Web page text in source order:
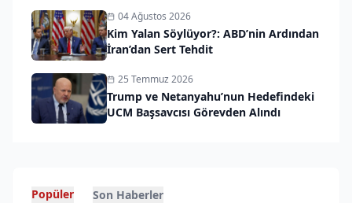
04 Ağustos 2026
Kim Yalan Söylüyor?: ABD’nin Ardından
İran’dan Sert Tehdit
25 Temmuz 2026
Trump ve Netanyahu’nun Hedefindeki
UCM Başsavcısı Görevden Alındı
Popüler Son Haberler